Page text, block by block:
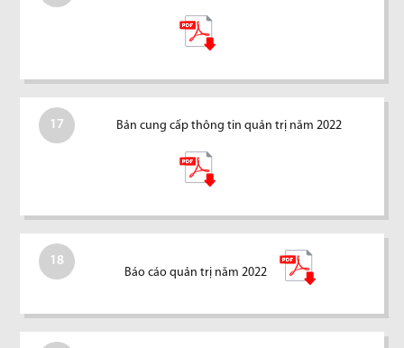
17 Bản cung cấp thông tin quản trị năm 2022
18
Báo cáo quản trị năm 2022